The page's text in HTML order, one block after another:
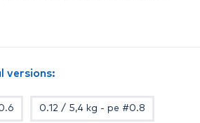
azonnali kontaktot biztosít
köszönhetően minden
versions:
0.12 / 5,4 kg - pe #0.8